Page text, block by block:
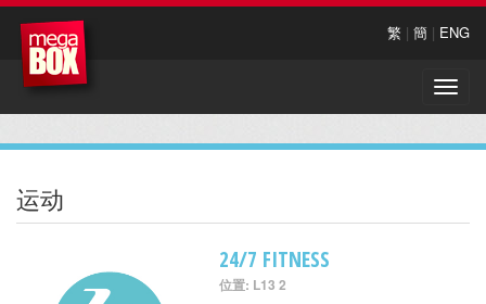
繁 | 簡 | ENG
Toggle
运动
24/7 FITNESS
位置: L13 2